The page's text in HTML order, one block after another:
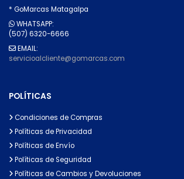
* GoMarcas Matagalpa
WHATSAPP:
(507) 6320-6666
EMAIL:
servicioalcliente@gomarcas.com
POLÍTICAS
Condiciones de Compras
Políticas de Privacidad
Políticas de Envío
Políticas de Seguridad
Políticas de Cambios y Devoluciones